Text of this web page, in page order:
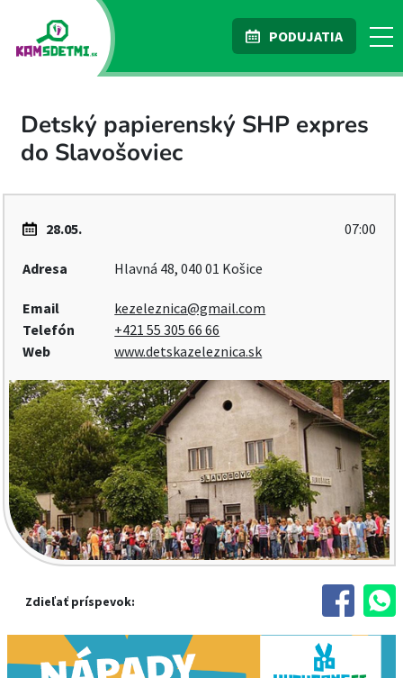
PODUJATIA
Detský papierenský SHP expres
do Slavošoviec
28.05. 07:00
Adresa Hlavná 48, 040 01 Košice
Email
kezeleznica@gmail.com
Telefón
+421 55 305 66 66
Web
www.detskazeleznica.sk
Zdieľať príspevok: